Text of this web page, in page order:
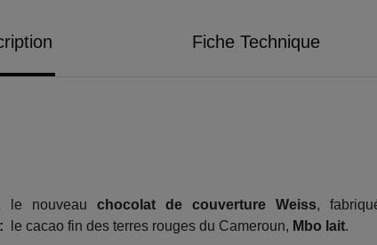
Fiche Technique
le nouveau chocolat de couverture Weiss,
: le cacao fin des terres rouges du Cameroun, Mbo lait.